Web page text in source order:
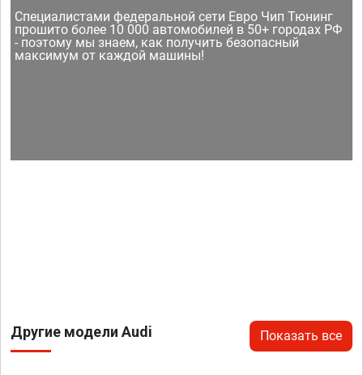
Специалистами федеральной сети Евро Чип Тюнинг
прошито более 10 000 автомобилей в 50+ городах РФ
- поэтому мы знаем, как получить безопасный
максимум от каждой машины!
Другие модели Audi Показать все